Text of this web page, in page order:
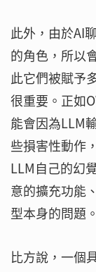
此外，由於AI
的角色，所以
此它們被賦予
很重要。正如
能會因為LLM
些損害性動作
LLM自己的幻
意的擴充功能
型本身的問題。
比方說，一個